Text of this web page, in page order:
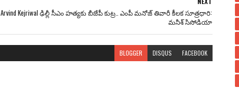
Arvind Kejriwal ఢిల్లీ సీఎం హత్యకు బీజేపీ కుట్ర.. ఎంపీ మనోజ్ తివారీ కీలక సూత్రధారి:
మనీశ్ సిసోడియా
BLOGGER DISQUS FACEBOOK